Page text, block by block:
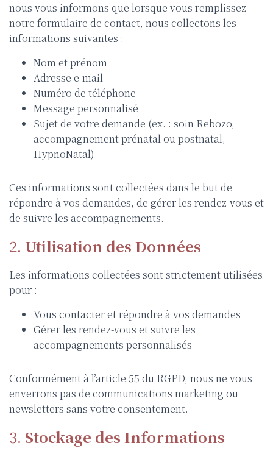
nous vous informons que lorsque vous remplissez
notre formulaire de contact, nous collectons les
informations suivantes :
Nom et prénom
Adresse e-mail
Numéro de téléphone
Message personnalisé
Sujet de votre demande (ex. : soin Rebozo,
accompagnement prénatal ou postnatal,
HypnoNatal)
Ces informations sont collectées dans le but de
répondre à vos demandes, de gérer les rendez-vous et
de suivre les accompagnements.
2. Utilisation des Données
Les informations collectées sont strictement utilisées
pour :
Vous contacter et répondre à vos demandes
Gérer les rendez-vous et suivre les
accompagnements personnalisés
Conformément à l’article 55 du RGPD, nous ne vous
enverrons pas de communications marketing ou
newsletters sans votre consentement.
3. Stockage des Informations